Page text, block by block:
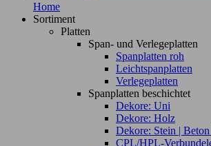
Home
Sortiment
Platten
Span- und Verlegeplatten
Spanplatten roh
Leichtspanplatten
Verlegeplatten
Spanplatten beschichtet
Dekore: Uni
Dekore: Holz
Dekore: Stein |
CPL/HPL-